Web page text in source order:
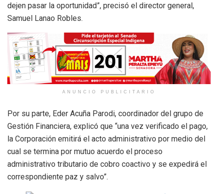
dejen pasar la oportunidad”, precisó el director general,
Samuel Lanao Robles.
ANUNCIO PUBLICITARIO
Por su parte, Eder Acuña Parodi, coordinador del grupo de
Gestión Financiera, explicó que “una vez verificado el pago,
la Corporación emitirá el acto administrativo por medio del
cual se termina por mutuo acuerdo el proceso
administrativo tributario de cobro coactivo y se expedirá el
correspondiente paz y salvo”.